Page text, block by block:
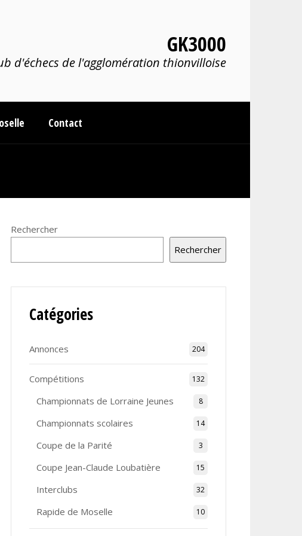
GK3000
d'échecs de l'agglomération thionvilloise
Contact
Rechercher
Rechercher
Catégories
Annonces 204
Compétitions 132
Championnats de Lorraine Jeunes 8
Championnats scolaires 14
Coupe de la Parité 3
Coupe Jean-Claude Loubatière 15
Interclubs 32
Rapide de Moselle 10